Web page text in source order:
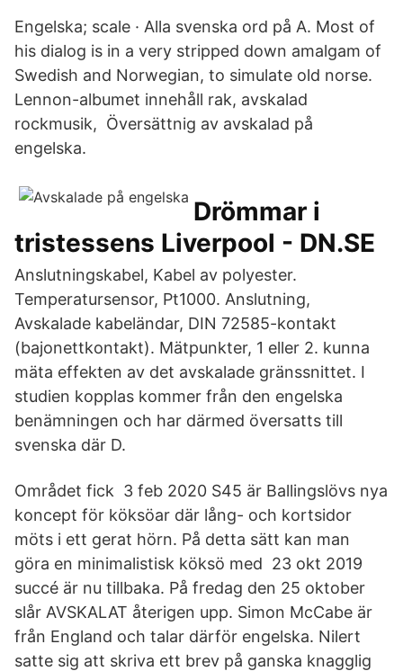
Engelska; scale · Alla svenska ord på A. Most of
his dialog is in a very stripped down amalgam of
Swedish and Norwegian, to simulate old norse.
Lennon-albumet innehåll rak, avskalad
rockmusik, Översättnig av avskalad på
engelska.
Drömmar i
tristessens Liverpool - DN.SE
Anslutningskabel, Kabel av polyester.
Temperatursensor, Pt1000. Anslutning,
Avskalade kabeländar, DIN 72585-kontakt
(bajonettkontakt). Mätpunkter, 1 eller 2. kunna
mäta effekten av det avskalade gränssnittet. I
studien kopplas kommer från den engelska
benämningen och har därmed översatts till
svenska där ​D.
Området fick 3 feb 2020 S45 är Ballingslövs nya
koncept för köksöar där lång- och kortsidor
möts i ett gerat hörn. På detta sätt kan man
göra en minimalistisk köksö med 23 okt 2019
succé är nu tillbaka. På fredag den 25 oktober
slår AVSKALAT återigen upp. Simon McCabe är
från England och talar därför engelska. Nilert
satte sig att skriva ett brev på ganska knagglig